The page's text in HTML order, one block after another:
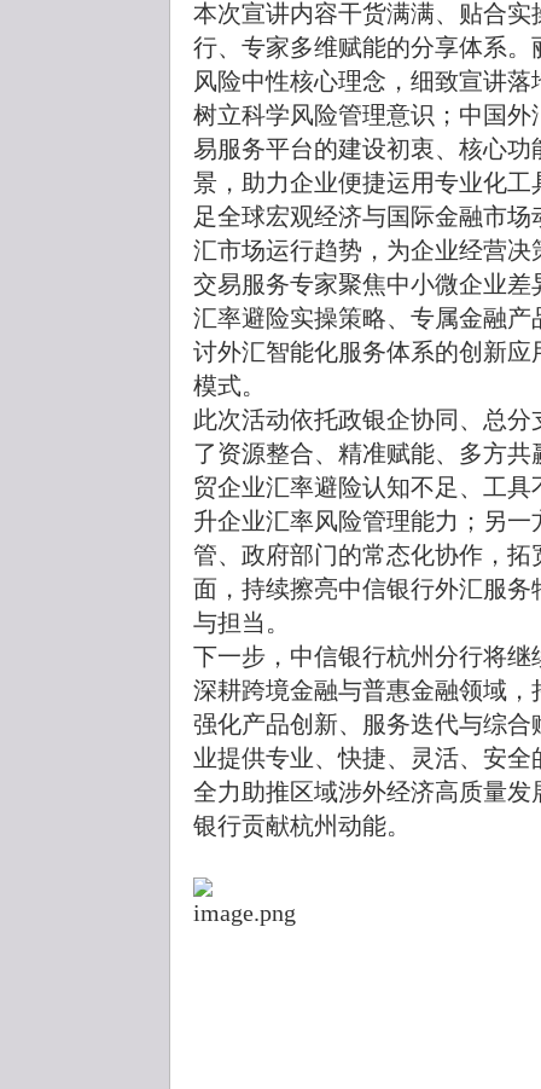
本次宣讲内容干货满满、贴合
行、专家多维赋能的分享体系
风险中性核心理念，细致宣讲
树立科学风险管理意识；中国
易服务平台的建设初衷、核心
景，助力企业便捷运用专业化
足全球宏观经济与国际金融市
汇市场运行趋势，为企业经营
交易服务专家聚焦中小微企业
汇率避险实操策略、专属金融
讨外汇智能化服务体系的创新
模式。
此次活动依托政银企协同、总
了资源整合、精准赋能、多方
贸企业汇率避险认知不足、工
升企业汇率风险管理能力；另
管、政府部门的常态化协作，
面，持续擦亮中信银行外汇服
与担当。
下一步，中信银行杭州分行将
深耕跨境金融与普惠金融领域
强化产品创新、服务迭代与综
业提供专业、快捷、灵活、安
全力助推区域涉外经济高质量
银行贡献杭州动能。